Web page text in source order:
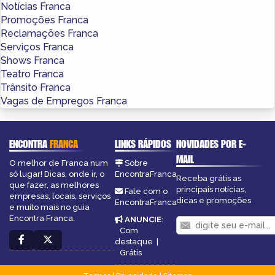
Notícias Franca
Promoções Franca
Reclamações Franca
Serviços Franca
Shows Franca
Teatro Franca
Trânsito Franca
Vagas de Empregos Franca
ENCONTRAFRANCA
O melhor de Franca num
só lugar! Dicas, onde ir, o
que fazer, as melhores
empresas, locais, serviços
e muito mais no guia
Encontra Franca.
LINKS RÁPIDOS
Sobre
EncontraFranca
Fale com o
EncontraFranca
ANUNCIE:
Com
destaque
Grátis
NOVIDADES POR E-
MAIL
Receba grátis as
principais notícias,
dicas e promoções